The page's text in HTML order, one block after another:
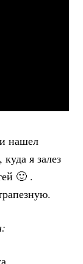
нашел
я залез
🙂 .